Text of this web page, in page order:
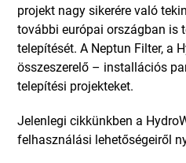
projekt nagy sikerére való
további európai országban is
telepítését. A Neptun Filter, a
összeszerelő – installációs
telepítési projekteket.
Jelenlegi cikkünkben a
felhasználási lehetőségeiről